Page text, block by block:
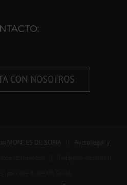
CON NOSOTROS
MONTES DE SORIA
Aviso legal y